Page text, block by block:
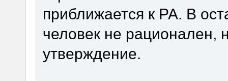
приближается к РА. В
человек не рационален,
утверждение.